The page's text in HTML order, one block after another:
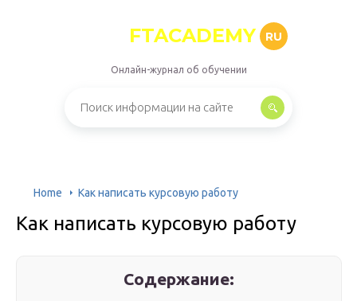
FTACADEMY RU
Онлайн-журнал об обучении
Home Как написать курсовую работу
Как написать курсовую работу
Содержание: